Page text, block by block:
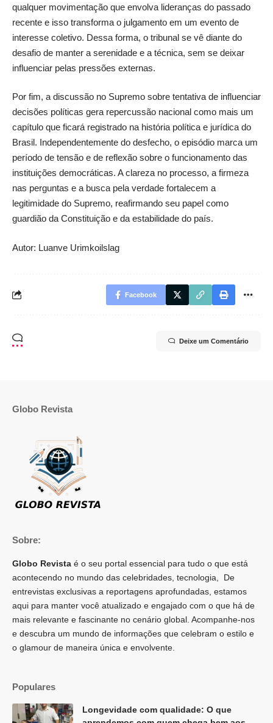
qualquer movimentação que envolva lideranças do passado
recente e isso transforma o julgamento em um evento de
interesse coletivo. Dessa forma, o tribunal se vê diante do
desafio de manter a serenidade e a técnica, sem se deixar
influenciar pelas pressões externas.
Por fim, a discussão no Supremo sobre tentativa de influenciar
decisões políticas gera repercussão nacional como mais um
capítulo que ficará registrado na história política e jurídica do
Brasil. Independentemente do desfecho, o episódio marca um
período de tensão e de reflexão sobre o funcionamento das
instituições democráticas. A clareza no processo, a firmeza
nas perguntas e a busca pela verdade fortalecem a
legitimidade do Supremo, reafirmando seu papel como
guardião da Constituição e da estabilidade do país.
Autor: Luanve Urimkoilslag
Facebook
Deixe um Comentário
Globo Revista
Sobre:
Globo Revista é o seu portal essencial para tudo o que está
acontecendo no mundo das celebridades, tecnologia, De
entrevistas exclusivas a reportagens aprofundadas, estamos
aqui para manter você atualizado e engajado com o que há de
mais relevante e fascinante no cenário global. Acompanhe-nos
e descubra um mundo de informações que celebram o estilo e
o glamour de maneira única e envolvente.
Populares
Longevidade com qualidade: O que